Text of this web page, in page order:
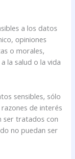
a los datos
opiniones
o morales,
la salud o la vida
sensibles, sólo
de interés
ser tratados con
no puedan ser